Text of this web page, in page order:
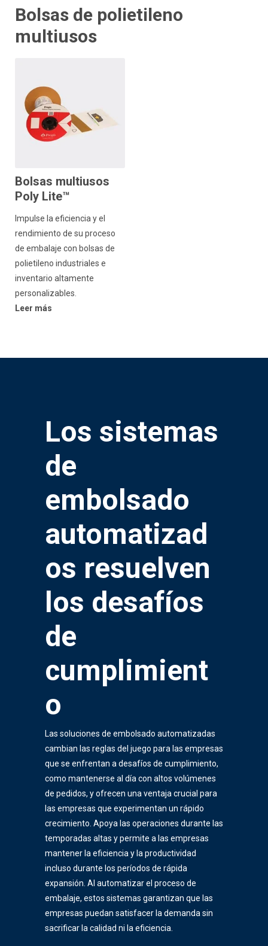
Bolsas de polietileno
multiusos
Bolsas multiusos
Poly Lite™
Impulse la eficiencia y el
rendimiento de su proceso
de embalaje con bolsas de
polietileno industriales e
inventario altamente
personalizables.
Leer más
Los sistemas
de
embolsado
automatizad
os resuelven
los desafíos
de
cumplimient
o
Las soluciones de embolsado automatizadas
cambian las reglas del juego para las empresas
que se enfrentan a desafíos de cumplimiento,
como mantenerse al día con altos volúmenes
de pedidos, y ofrecen una ventaja crucial para
las empresas que experimentan un rápido
crecimiento. Apoya las operaciones durante las
temporadas altas y permite a las empresas
mantener la eficiencia y la productividad
incluso durante los períodos de rápida
expansión. Al automatizar el proceso de
embalaje, estos sistemas garantizan que las
empresas puedan satisfacer la demanda sin
sacrificar la calidad ni la eficiencia.